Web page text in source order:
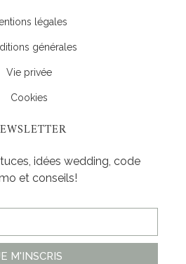
légales
générales
Vie privée
Cookies
idées wedding, code
et conseils!
M'INSCRIS